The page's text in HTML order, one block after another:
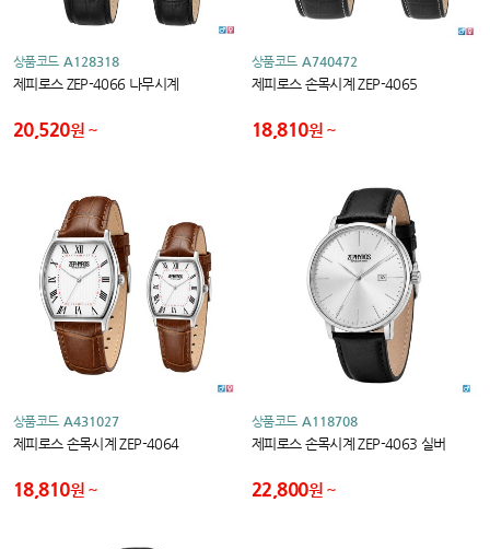
상품코드 A128318
제피로스 ZEP-4066 나무시계
20,520원
상품코드 A740472
제피로스 손목시계 ZEP-4065
18,810원
상품코드 A431027
제피로스 손목시계 ZEP-4064
18,810원
상품코드 A118708
제피로스 손목시계 ZEP-4063 실버
22,800원